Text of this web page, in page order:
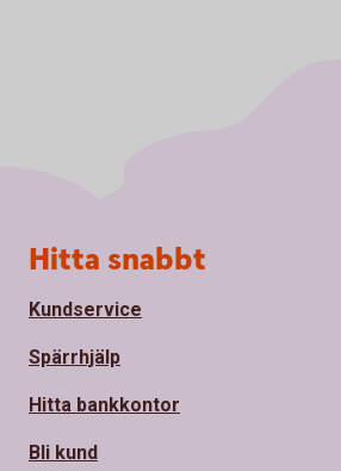
Sidfot
Hitta snabbt
Kundservice
Spärrhjälp
Hitta bankkontor
Bli kund